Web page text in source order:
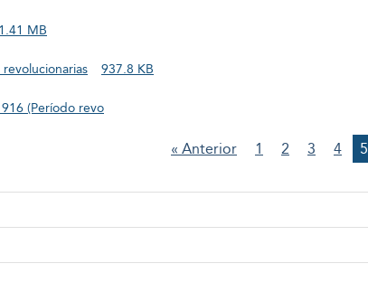
1.41 MB
937.8 KB
(Período revo
« Anterior 1 2 3 4 5